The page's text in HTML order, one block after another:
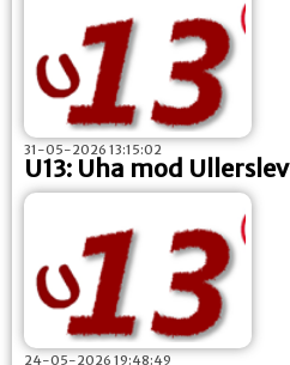
31-05-2026 13:15:02
U13: Uha mod Ullerslev
24-05-2026 19:48:49